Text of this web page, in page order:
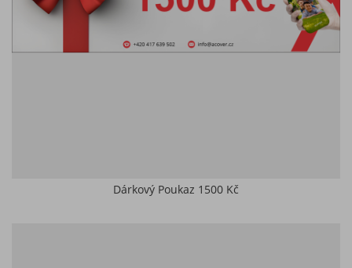
Dárkový Poukaz 1500 Kč